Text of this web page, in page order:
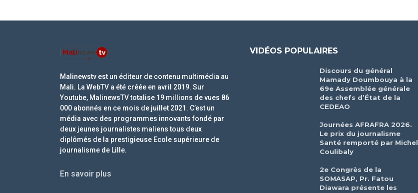
Malinewstv est un éditeur de contenu multimédia au
Mali. La WebTV a été créée en avril 2019. Sur
Youtube, MalinewsTV totalise 19 millions de vues 86
000 abonnés en ce mois de juillet 2021. C’est un
média avec des programmes innovants fondé par
deux jeunes journalistes maliens tous deux
diplômés de la prestigieuse Ecole supérieure de
journalisme de Lille.
En savoir plus
VIDÉOS POPULAIRES
Discours du général
Mamady Doumbouya à la
69e Assemblée générale
des chefs d’État de la
CEDEAO
Journées AFRAFRA 2026.
Le prix du journalisme
Santé remporté par Michel
Coulibaly
2e Congrès de la
SOMASAP, Pr. Fatou
Diawara présente les